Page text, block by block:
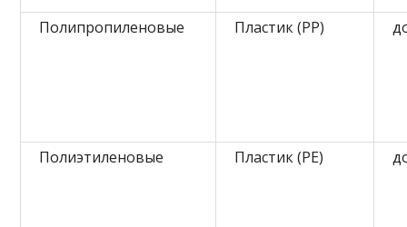
Полипропиленовые Пластик (PP)
Полиэтиленовые Пластик (PE)